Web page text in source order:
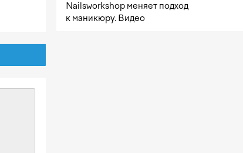
Nailsworkshop меняет подход
к маникюру. Видео